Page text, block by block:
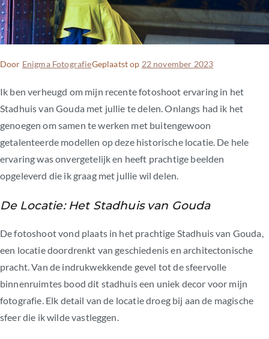
Door Enigma FotografieGeplaatst op 22 november 2023
Ik ben verheugd om mijn recente fotoshoot ervaring in het
Stadhuis van Gouda met jullie te delen. Onlangs had ik het
genoegen om samen te werken met buitengewoon
getalenteerde modellen op deze historische locatie. De hele
ervaring was onvergetelijk en heeft prachtige beelden
opgeleverd die ik graag met jullie wil delen.
De Locatie: Het Stadhuis van Gouda
De fotoshoot vond plaats in het prachtige Stadhuis van Gouda,
een locatie doordrenkt van geschiedenis en architectonische
pracht. Van de indrukwekkende gevel tot de sfeervolle
binnenruimtes bood dit stadhuis een uniek decor voor mijn
fotografie. Elk detail van de locatie droeg bij aan de magische
sfeer die ik wilde vastleggen.